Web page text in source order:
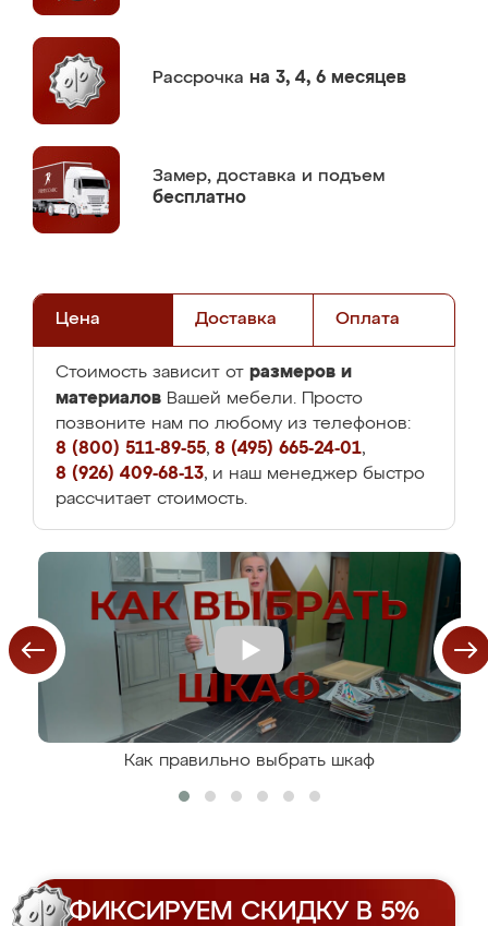
Рассрочка на 3, 4, 6 месяцев
Замер, доставка и подъем
бесплатно
Цена Доставка Оплата
Стоимость зависит от размеров и
материалов Вашей мебели. Просто
позвоните нам по любому из телефонов:
8 (800) 511-89-55, 8 (495) 665-24-01,
8 (926) 409-68-13, и наш менеджер быстро
рассчитает стоимость.
Как правильно выбрать шкаф
ФИКСИРУЕМ СКИДКУ В 5%